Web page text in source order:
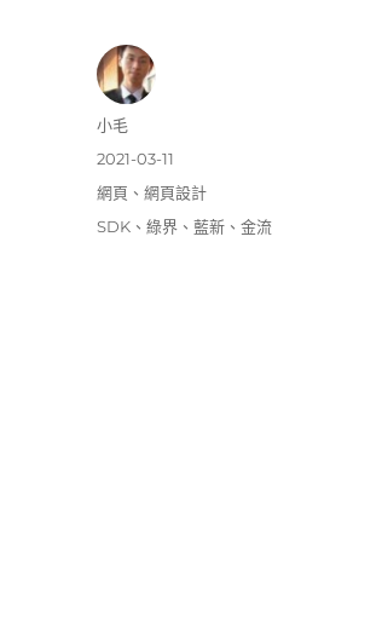
作
小毛
發
佈
期:
2021-03-11
分
網頁 、網頁設計
標
SDK 、綠界 、藍新 、金流